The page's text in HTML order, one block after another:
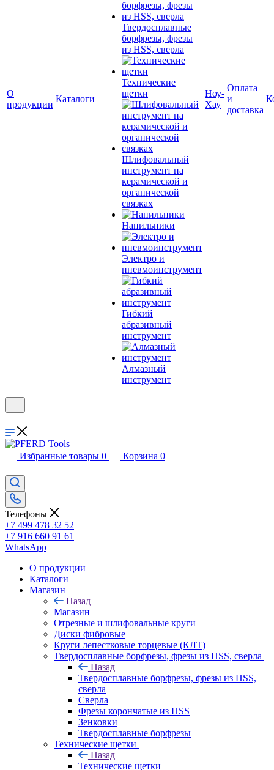
О
продукции
Каталоги
Твердосплавные
борфрезы, фрезы
из HSS, сверла
Технические
щетки
Шлифовальный
инструмент на
керамической и
органической
связках
Напильники
Электро и
пневмоинструмент
Гибкий
абразивный
инструмент
Алмазный
инструмент
Ноу-
Хау
Оплата
и
доставка
Избранные товары 0 Корзина 0
Телефоны
+7 499 478 32 52
+7 916 660 91 61
WhatsApp
О продукции
Каталоги
Магазин
Назад
Магазин
Отрезные и шлифовальные круги
Диски фибровые
Круги лепестковые торцевые (КЛТ)
Твердосплавные борфрезы, фрезы из HSS, сверла
Назад
Твердосплавные борфрезы, фрезы из HSS,
сверла
Сверла
Фрезы корончатые из HSS
Зенковки
Твердосплавные борфрезы
Технические щетки
Назад
Технические щетки